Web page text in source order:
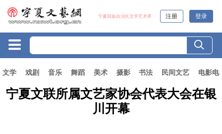
宁夏回族自治区文学艺术界 注册 登录
文学 戏剧 音乐 舞蹈 美术 摄影 书法 民间文艺 电影电
宁夏文联所属文艺家协会代表大会在银
川开幕